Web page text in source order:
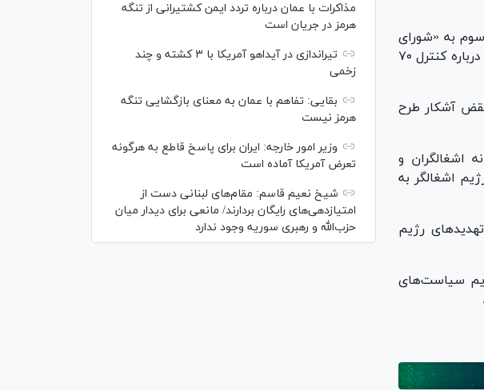
به «شورای
صلح» و نیکولای ملادینوف، مدیر اجرایی آن در برابر اظهارات خطرناک کابینه رژیم صهیونیستی درباره کنترل ۷۰
آشکار طرح
اشغالگران و
اشغالگر به
رژیم
سیاست‌های
مذاکرات با عمان درباره تردد ایمن کشتیرانی از تنگه
هرمز در جریان است
تیراندازی در آیداهو آمریکا با ۳ کشته و چند
زخمی
بقایی: تفاهم با عمان به معنای بازگشایی تنگه
هرمز نیست
وزیر امور خارجه: ایران برای پاسخ قاطع به هرگونه
تعرض آمریکا آماده است
شیخ نعیم قاسم: مقام‌های لبنانی دست از
امتیازدهی‌های رایگان بردارند/ مانعی برای دیدار میان
حزب‌الله و رهبری سوریه وجود ندارد